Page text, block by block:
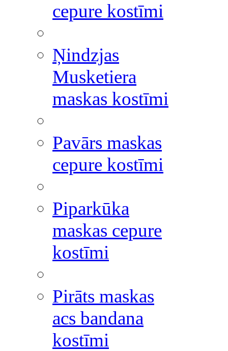
cepure kostīmi
Ņindzjas
Musketiera
maskas kostīmi
Pavārs maskas
cepure kostīmi
Piparkūka
maskas cepure
kostīmi
Pirāts maskas
acs bandana
kostīmi